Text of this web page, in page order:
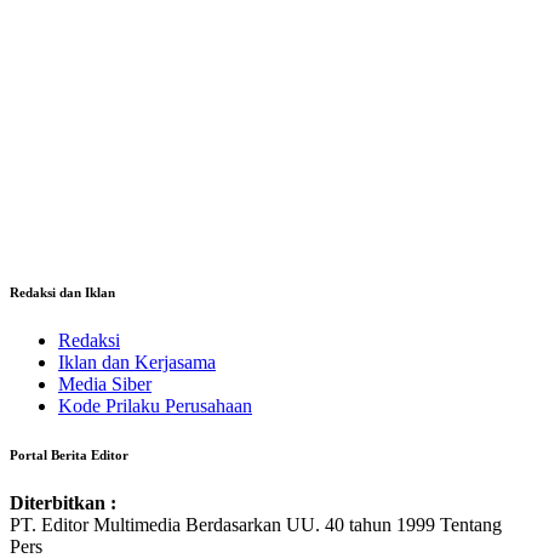
Redaksi dan Iklan
Redaksi
Iklan dan Kerjasama
Media Siber
Kode Prilaku Perusahaan
Portal Berita Editor
Diterbitkan :
PT. Editor Multimedia Berdasarkan UU. 40 tahun 1999 Tentang
Pers